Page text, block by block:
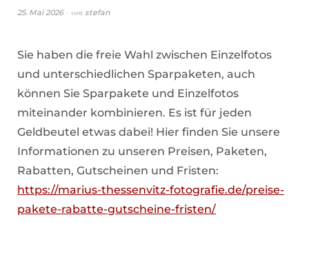
25. Mai 2026 von stefan
Sie haben die freie Wahl zwischen Einzelfotos
und unterschiedlichen Sparpaketen, auch
können Sie Sparpakete und Einzelfotos
miteinander kombinieren. Es ist für jeden
Geldbeutel etwas dabei! Hier finden Sie unsere
Informationen zu unseren Preisen, Paketen,
Rabatten, Gutscheinen und Fristen:
https://marius-thessenvitz-fotografie.de/preise-
pakete-rabatte-gutscheine-fristen/